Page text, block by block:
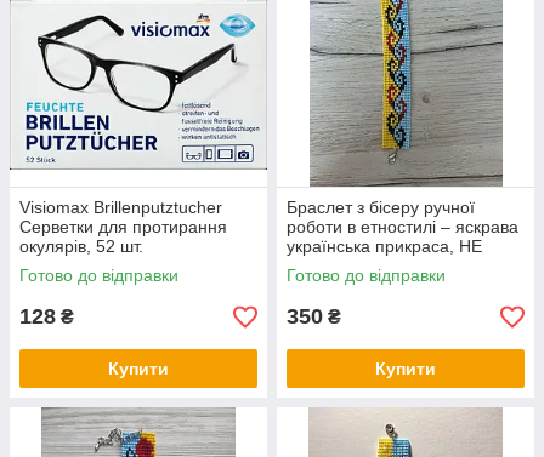
Visiomax Brillenputztucher
Серветки для протирання
окулярів, 52 шт.
Готово до відправки
128 ₴
Купити
Браслет з бісеру ручної
роботи в етностилі – яскрава
українська прикраса, НЕ
СТАНОК
Готово до відправки
350 ₴
Купити